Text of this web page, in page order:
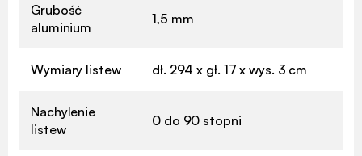
Grubość
aluminium
1,5 mm
Wymiary listew dł. 294 x gł. 17 x wys. 3 cm
Nachylenie
listew
0 do 90 stopni